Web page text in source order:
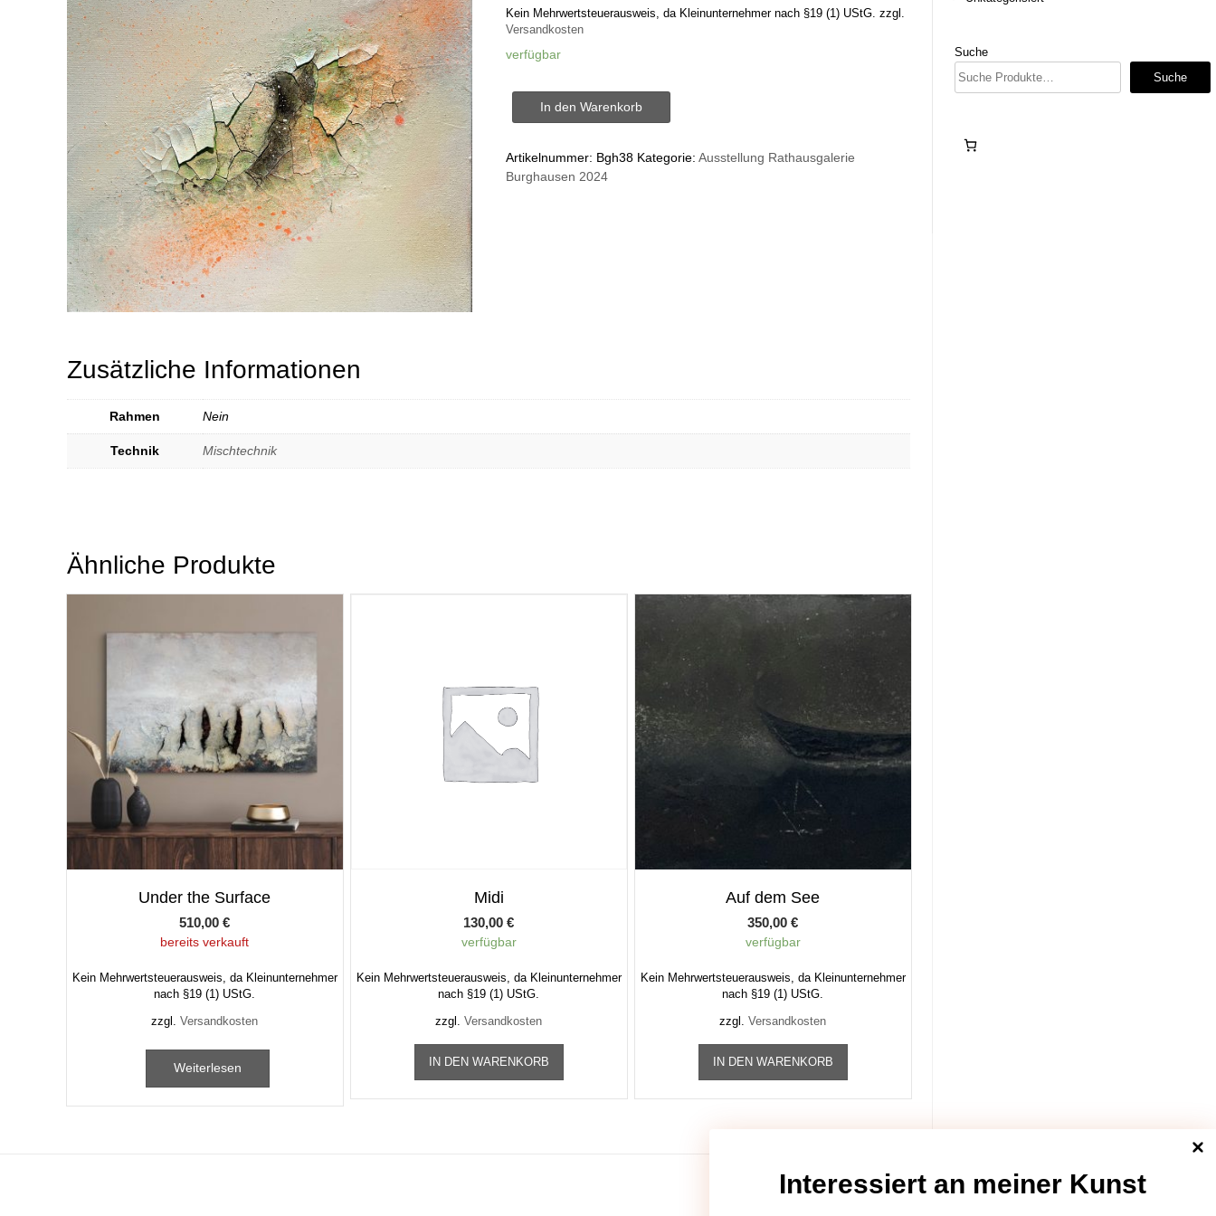
Kein Mehrwertsteuerausweis, da Kleinunternehmer nach §19 (1) UStG. zzgl.
Versandkosten
verfügbar
Menge
In den Warenkorb
Artikelnummer: Bgh38 Kategorie:Ausstellung Rathausgalerie
Burghausen 2024
Zusätzliche Informationen
Rahmen Nein
Technik Mischtechnik
Ähnliche Produkte
Under the Surface
510,00€
bereits verkauft
Kein Mehrwertsteuerausweis, da Kleinunternehmer
nach §19 (1) UStG.
zzgl.Versandkosten
Weiterlesen
Midi
130,00€
verfügbar
Kein Mehrwertsteuerausweis, da Kleinunternehmer
nach §19 (1) UStG.
zzgl.Versandkosten
IN DEN WARENKORB
Auf dem See
350,00€
verfügbar
Kein Mehrwertsteuerausweis, da Kleinunternehmer
nach §19 (1) UStG.
zzgl.Versandkosten
IN DEN WARENKORB
Suche
Suche
Interessiert an meiner Kunst